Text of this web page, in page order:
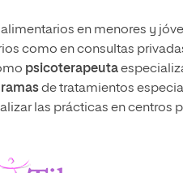
en menores y
como en consultas
psicoterapeuta
de tratamientos
las prácticas en centros